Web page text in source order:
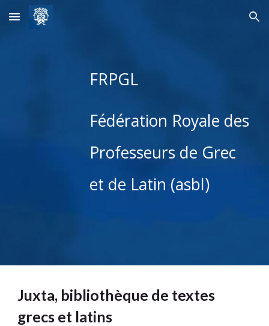
Skip to main content Skip to navigation
FRPGL
Fédération Royale des
Professeurs de Grec
et de Latin (asbl)
Juxta, bibliothèque de textes
grecs et latins